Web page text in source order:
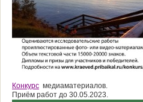
Конкурс медиаматериалов.
Приём работ до 30.05.2023.